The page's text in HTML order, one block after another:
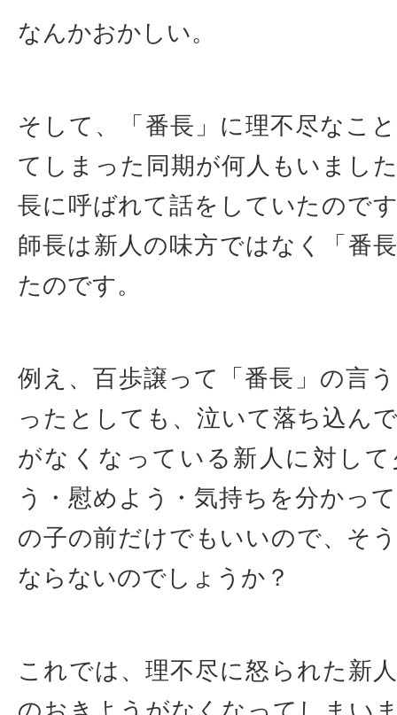
なんかおかしい。
そして、「番長」に理不尽なこ
てしまった同期が何人もいまし
長に呼ばれて話をしていたので
師長は新人の味方ではなく「番
たのです。
例え、百歩譲って「番長」の言
ったとしても、泣いて落ち込ん
がなくなっている新人に対し
う・慰めよう・気持ちを分かっ
の子の前だけでもいいので、そ
ならないのでしょうか？
これでは、理不尽に怒られた新